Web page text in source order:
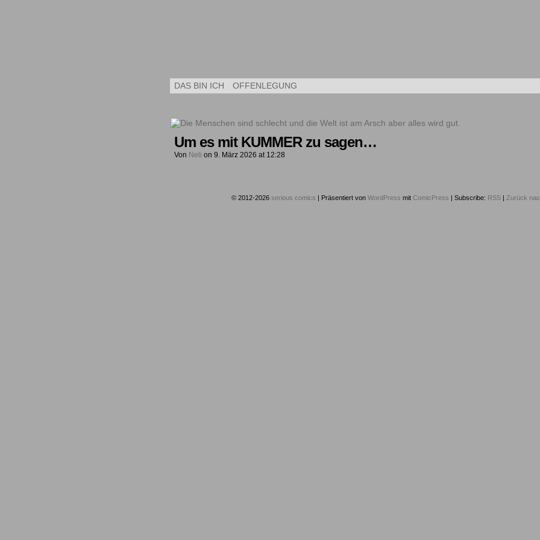
DAS BIN ICH OFFENLEGUNG
Um es mit KUMMER zu sagen…
Von Neli on 9. März 2026 at 12:28
© 2012-2026 serious comics | Präsentiert von WordPress mit ComicPress | Subscribe: RSS | Zurück